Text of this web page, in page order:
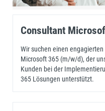
Consultant
Wir suchen einen
Microsoft 365 (m/w/d), der
Kunden bei der
365 Lösungen unterstützt.